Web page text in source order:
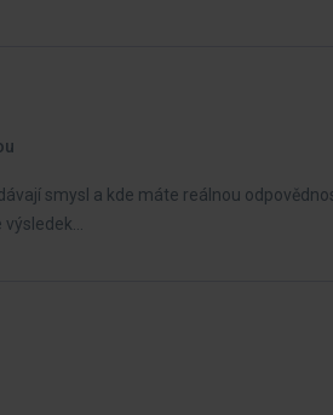
smysl a kde máte reálnou